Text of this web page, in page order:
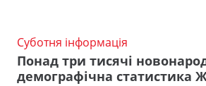
Суботня інформація
Понад три тисячі
демографічна